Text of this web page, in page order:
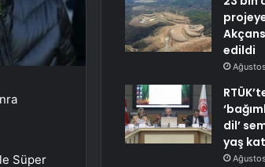
Süper
edildi
dil’
yaş